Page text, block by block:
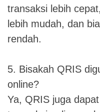
transaksi lebih
lebih mudah, dan
rendah.
5. Bisakah QRIS
online?
Ya, QRIS juga